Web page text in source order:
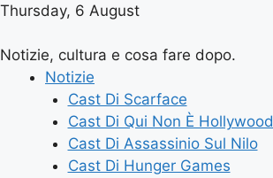
Thursday, 6 August
Notizie, cultura e cosa fare dopo.
Notizie
Cast Di Scarface
Cast Di Qui Non È Hollywood
Cast Di Assassinio Sul Nilo
Cast Di Hunger Games